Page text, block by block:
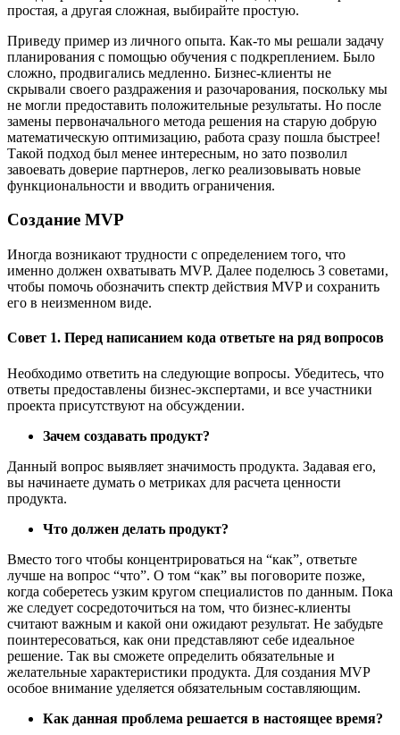
простая, а другая сложная, выбирайте простую.
Приведу пример из личного опыта. Как-то мы решали задачу
планирования с помощью обучения с подкреплением. Было
сложно, продвигались медленно. Бизнес-клиенты не
скрывали своего раздражения и разочарования, поскольку мы
не могли предоставить положительные результаты. Но после
замены первоначального метода решения на старую добрую
математическую оптимизацию, работа сразу пошла быстрее!
Такой подход был менее интересным, но зато позволил
завоевать доверие партнеров, легко реализовывать новые
функциональности и вводить ограничения.
Создание MVP
Иногда возникают трудности с определением того, что
именно должен охватывать MVP. Далее поделюсь 3 советами,
чтобы помочь обозначить спектр действия MVP и сохранить
его в неизменном виде.
Совет 1. Перед написанием кода ответьте на ряд вопросов
Необходимо ответить на следующие вопросы. Убедитесь, что
ответы предоставлены бизнес-экспертами, и все участники
проекта присутствуют на обсуждении.
Зачем создавать продукт?
Данный вопрос выявляет значимость продукта. Задавая его,
вы начинаете думать о метриках для расчета ценности
продукта.
Что должен делать продукт?
Вместо того чтобы концентрироваться на “как”, ответьте
лучше на вопрос “что”. О том “как” вы поговорите позже,
когда соберетесь узким кругом специалистов по данным. Пока
же следует сосредоточиться на том, что бизнес-клиенты
считают важным и какой они ожидают результат. Не забудьте
поинтересоваться, как они представляют себе идеальное
решение. Так вы сможете определить обязательные и
желательные характеристики продукта. Для создания MVP
особое внимание уделяется обязательным составляющим.
Как данная проблема решается в настоящее время?